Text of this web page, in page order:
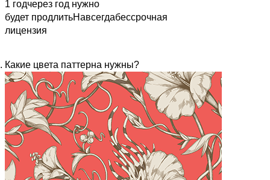
1 годчерез год нужно
будет продлитьНавсегдабессрочная
лицензия
Какие цвета паттерна нужны?